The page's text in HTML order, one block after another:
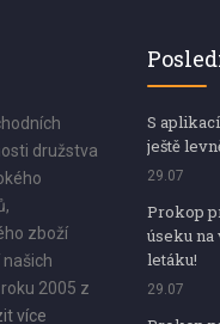
družstva
zboží
2005 z
více
S
ještě
29.07
Prokop
úseku
letáku!
29.07